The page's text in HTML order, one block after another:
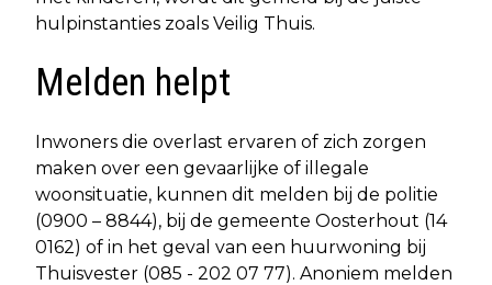
hulpinstanties zoals Veilig Thuis.
Melden helpt
Inwoners die overlast ervaren of zich zorgen
maken over een gevaarlijke of illegale
woonsituatie, kunnen dit melden bij de politie
(0900 – 8844), bij de gemeente Oosterhout (14
0162) of in het geval van een huurwoning bij
Thuisvester (085 - 202 07 77). Anoniem melden